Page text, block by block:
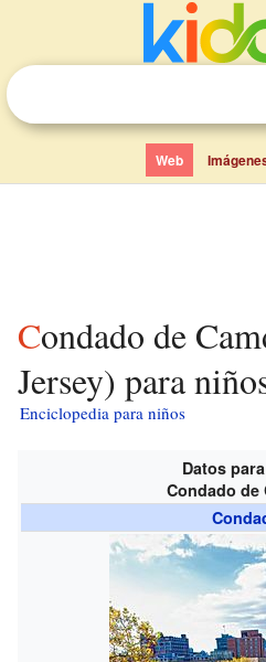
Web
Condado de Camden (Nueva
Jersey) para
Enciclopedia para niños
Datos
Condado de